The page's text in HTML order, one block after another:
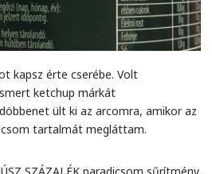
kapsz érte cserébe. Volt
ketchup márkát
ült ki az arcomra, amikor az
tartalmát megláttam.